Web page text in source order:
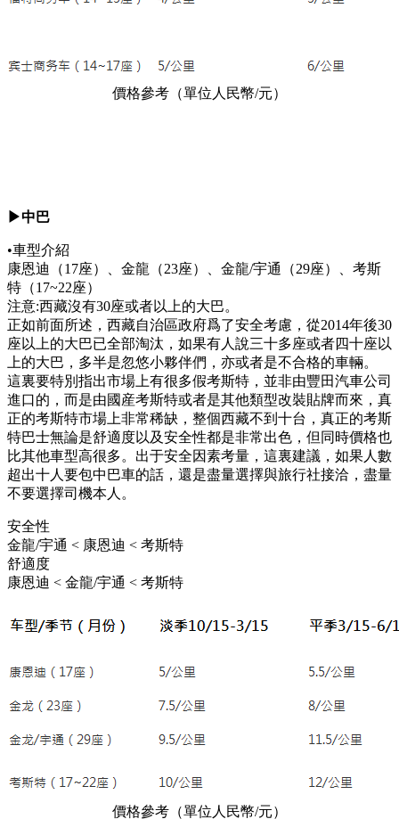
價格參考（單位人民幣/元）
▶中巴
•車型介紹
康恩迪（17座）、金龍（23座）、金龍/宇通（29座）、考斯
特（17~22座）
注意:西藏沒有30座或者以上的大巴。
正如前面所述，西藏自治區政府爲了安全考慮，從2014年後30
座以上的大巴已全部淘汰，如果有人說三十多座或者四十座以
上的大巴，多半是忽悠小夥伴們，亦或者是不合格的車輛。
這裏要特別指出市場上有很多假考斯特，並非由豐田汽車公司
進口的，而是由國産考斯特或者是其他類型改裝貼牌而來，真
正的考斯特市場上非常稀缺，整個西藏不到十台，真正的考斯
特巴士無論是舒適度以及安全性都是非常出色，但同時價格也
比其他車型高很多。出于安全因素考量，這裏建議，如果人數
超出十人要包中巴車的話，還是盡量選擇與旅行社接洽，盡量
不要選擇司機本人。
安全性
金龍/宇通 < 康恩迪 < 考斯特
舒適度
康恩迪 < 金龍/宇通 < 考斯特
價格參考（單位人民幣/元）